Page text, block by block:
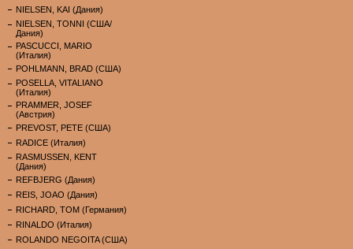
NIELSEN, KAI (Дания)
NIELSEN, TONNI (США/
Дания)
PASCUCCI, MARIO
(Италия)
POHLMANN, BRAD (США)
POSELLA, VITALIANO
(Италия)
PRAMMER, JOSEF
(Австрия)
PREVOST, PETE (США)
RADICE (Италия)
RASMUSSEN, KENT
(Дания)
REFBJERG (Дания)
REIS, JOAO (Дания)
RICHARD, TOM (Германия)
RINALDO (Италия)
ROLANDO NEGOITA (США)